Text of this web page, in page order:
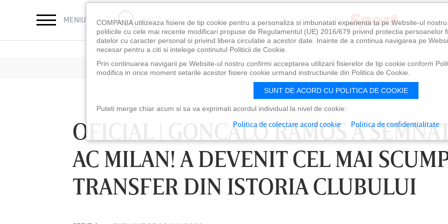
MENIU CAUTĂ
OFICIAL | GONCALO RAMOS A SEMNAT
AC MILAN! A DEVENIT CEL MAI
TRANSFER DIN ISTORIA CLUBULUI
COMPANIA utilizeaza fisiere de tip cookie pentru a personaliza si imbunatati experienta ta pe Website-ul
politicile cu cele mai recente modificari propuse de Regulamentul (UE) 2016/679 privind protectia persoanelor
datelor cu caracter personal si privind libera circulatie a acestor date. Inainte de a continua navigarea pe
necesar pentru a citi si intelege continutul Politicii de Cookie.
Prin continuarea navigarii pe Website-ul nostru confirmi acceptarea utilizarii fisierelor de tip cookie conform
modifica in orice moment setarile acestor fisiere cookie urmand instructiunile din Politica de Cookie.
SUNT DE ACORD CU POLITICA DE COOKIE
Puteti merge chiar acum si sa va exprimati acordul individual la nivel de cookie:
Politica de colectare acord cookie Politica de confidentialitate